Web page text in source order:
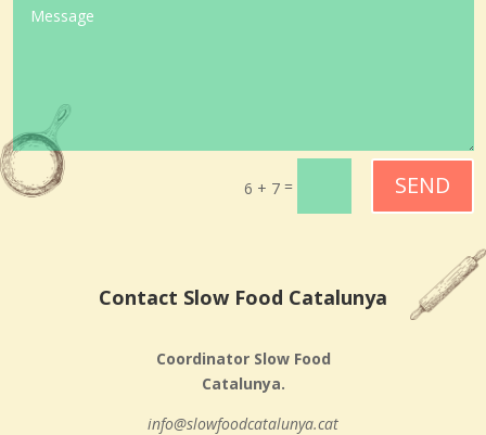
6 + 7= SEND
Contact Slow Food Catalunya
Coordinator Slow Food
Catalunya.
info@slowfoodcatalunya.cat